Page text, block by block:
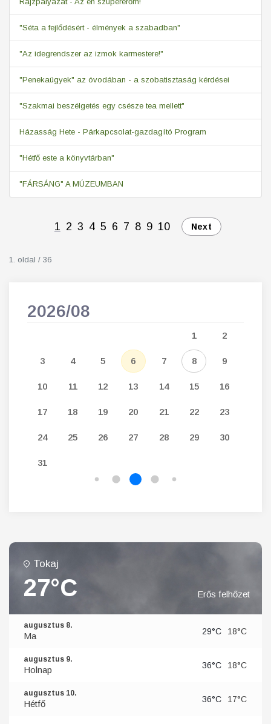
"Séta a fejlődésért - élmények a szabadban"
"Az idegrendszer az izmok karmestere!"
"Penekaügyek" az óvodában - a szobatisztaság kérdései
"Szakmai beszélgetés egy csésze tea mellett"
Házasság Hete - Párkapcsolat-gazdagító Program
"Hétfő este a könyvtárban"
"FÁRSÁNG" A MÚZEUMBAN
1 2 3 4 5 6 7 8 9 10 Next
1. oldal / 36
2026/08
1 2
3 4 5 6 7 8 9
10 11 12 13 14 15 16
17 18 19 20 21 22 23
24 25 26 27 28 29 30
31
Tokaj
27°C Erős felhőzet
augusztus 8.
Ma 29°C 18°C
augusztus 9.
Holnap 36°C 18°C
augusztus 10.
Hétfő 36°C 17°C